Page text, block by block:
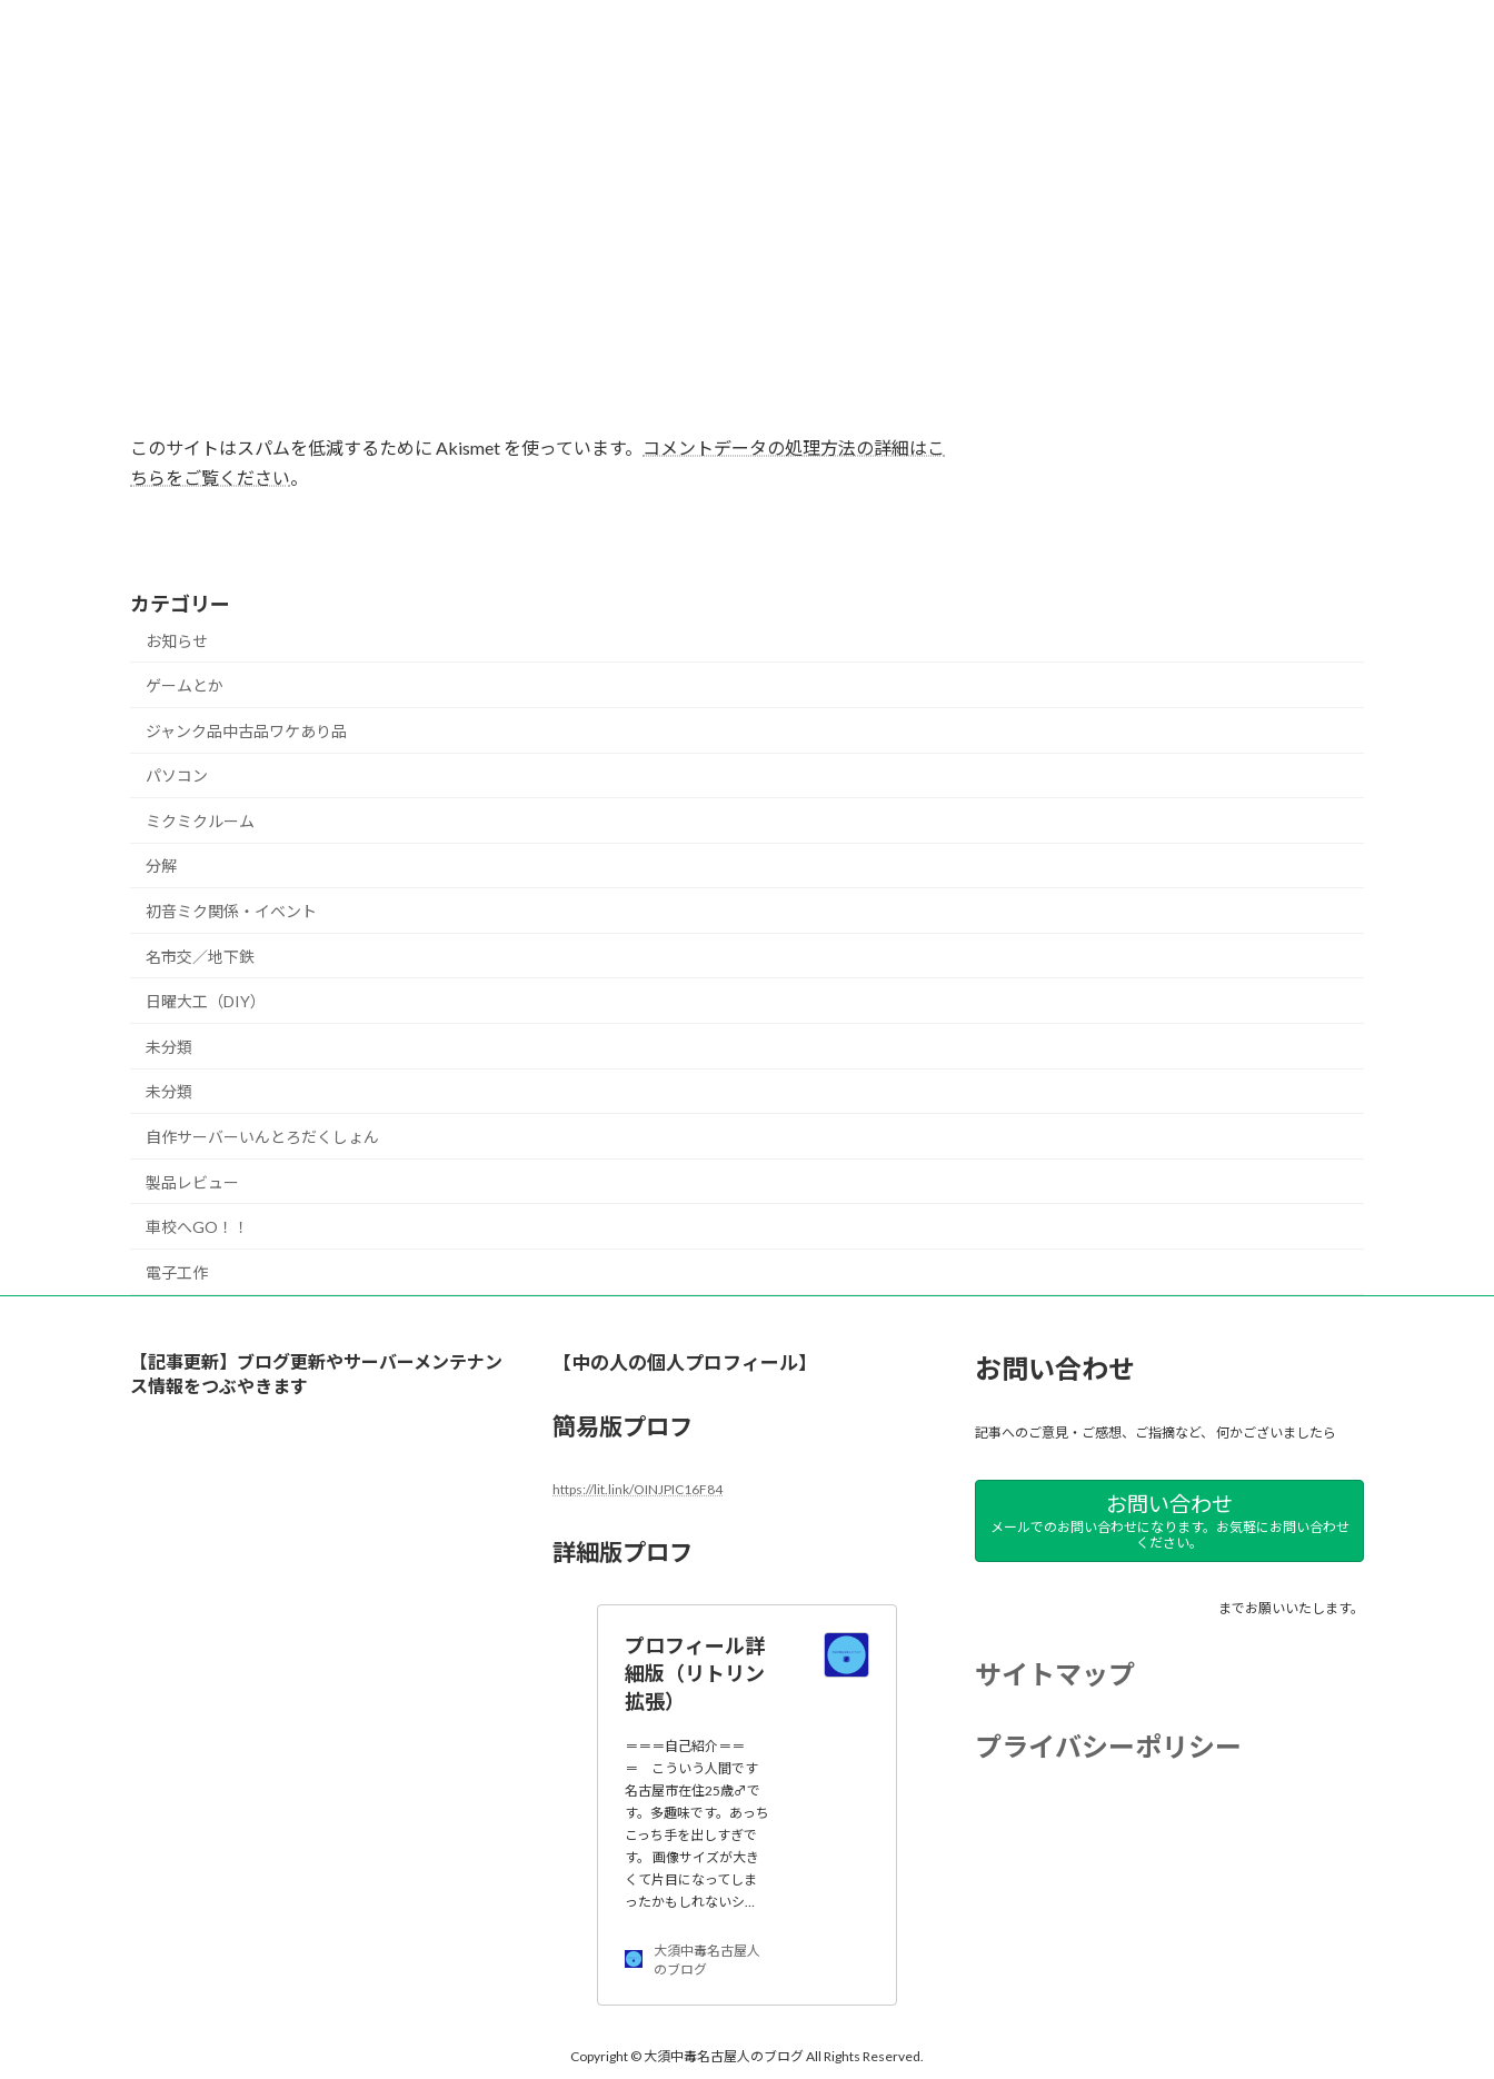
このサイトはスパムを低減するために Akismet を使っています。
コメントデータの処理方法の詳細はこ
ちらをご覧ください。
カテゴリー
お知らせ
ゲームとか
ジャンク品中古品ワケあり品
パソコン
ミクミクルーム
分解
初音ミク関係・イベント
名市交／地下鉄
日曜大工（DIY）
未分類
未分類
自作サーバーいんとろだくしょん
製品レビュー
車校へGO！！
電子工作
【記事更新】ブログ更新やサーバーメンテナン
ス情報をつぶやきます
【中の人の個人プロフィール】
簡易版プロフ
https://lit.link/OINJPIC16F84
詳細版プロフ
プロフィール詳
細版（リトリン
拡張）
＝＝＝自己紹介＝＝
＝ こういう人間です
名古屋市在住25歳♂で
す。多趣味です。あっち
こっち手を出しすぎで
す。 画像サイズが大き
くて片目になってしま
ったかもしれないシ…
大須中毒名古屋人
のブログ
お問い合わせ
記事へのご意見・ご感想、ご指摘など、 何かございましたら
お問い合わせ
メールでのお問い合わせになります。お気軽にお問い合わせ
ください。
までお願いいたします。
サイトマップ
プライバシーポリシー
Copyright © 大須中毒名古屋人のブログ All Rights Reserved.